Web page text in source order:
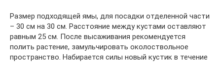
Размер подходящей ямы, для посадки отделенной части
– 30 см на 30 см. Расстояние между кустами оставляют
равным 25 см. После высаживания рекомендуется
полить растение, замульчировать околоствольное
пространство. Набирается силы новый кустик в течение